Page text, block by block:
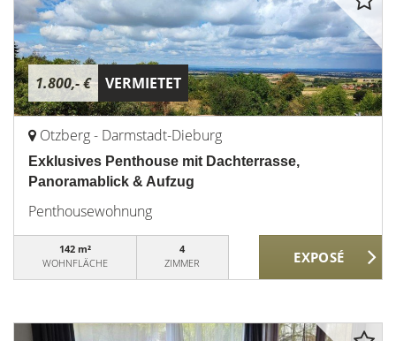
1.800,- € VERMIETET
Otzberg - Darmstadt-Dieburg
Exklusives Penthouse mit Dachterrasse,
Panoramablick & Aufzug
Penthousewohnung
142 m²
WOHNFLÄCHE
4
ZIMMER